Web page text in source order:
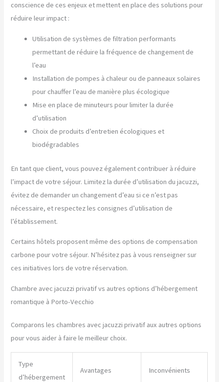
conscience de ces enjeux et mettent en place des solutions pour
réduire leur impact :
Utilisation de systèmes de filtration performants
permettant de réduire la fréquence de changement de
l’eau
Installation de pompes à chaleur ou de panneaux solaires
pour chauffer l’eau de manière plus écologique
Mise en place de minuteurs pour limiter la durée
d’utilisation
Choix de produits d’entretien écologiques et
biodégradables
En tant que client, vous pouvez également contribuer à réduire
l’impact de votre séjour. Limitez la durée d’utilisation du jacuzzi,
évitez de demander un changement d’eau si ce n’est pas
nécessaire, et respectez les consignes d’utilisation de
l’établissement.
Certains hôtels proposent même des options de compensation
carbone pour votre séjour. N’hésitez pas à vous renseigner sur
ces initiatives lors de votre réservation.
Chambre avec jacuzzi privatif vs autres options d’hébergement
romantique à Porto-Vecchio
Comparons les chambres avec jacuzzi privatif aux autres options
pour vous aider à faire le meilleur choix.
Type
d’hébergement
Avantages Inconvénients